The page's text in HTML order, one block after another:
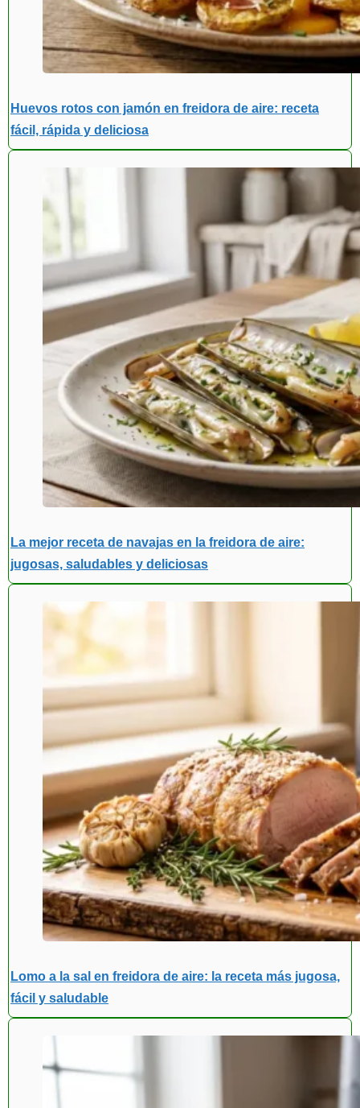
Huevos rotos con jamón en freidora de aire: receta
fácil, rápida y deliciosa
La mejor receta de navajas en la freidora de aire:
jugosas, saludables y deliciosas
Lomo a la sal en freidora de aire: la receta más jugosa,
fácil y saludable